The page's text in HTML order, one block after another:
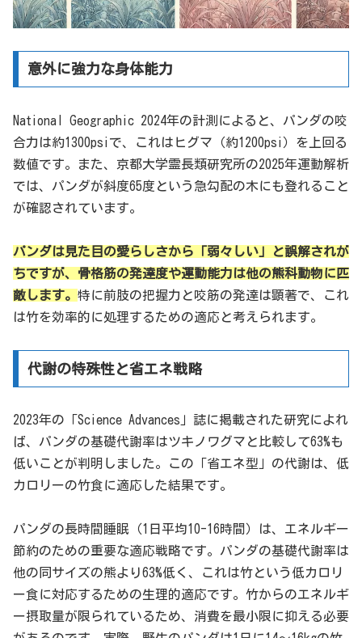
意外に強力な身体能力
National Geographic 2024年の計測によると、パンダの咬
合力は約1300psiで、これはヒグマ（約1200psi）を上回る
数値です。また、京都大学霊長類研究所の2025年運動解析
では、パンダが斜度65度という急勾配の木にも登れること
が確認されています。
パンダは見た目の愛らしさから「弱々しい」と誤解されが
ちですが、骨格筋の発達度や運動能力は他の熊科動物に匹
敵します。 特に前肢の把握力と咬筋の発達は顕著で、これ
は竹を効率的に処理するための適応と考えられます。
代謝の特殊性と省エネ戦略
2023年の「Science Advances」誌に掲載された研究によれ
ば、パンダの基礎代謝率はツキノワグマと比較して63%も
低いことが判明しました。この「省エネ型」の代謝は、低
カロリーの竹食に適応した結果です。
パンダの長時間睡眠（1日平均10-16時間）は、エネルギー
節約のための重要な適応戦略です。パンダの基礎代謝率は
他の同サイズの熊より63%低く、これは竹という低カロリ
ー食に対応するための生理的適応です。竹からのエネルギ
ー摂取量が限られているため、消費を最小限に抑える必要